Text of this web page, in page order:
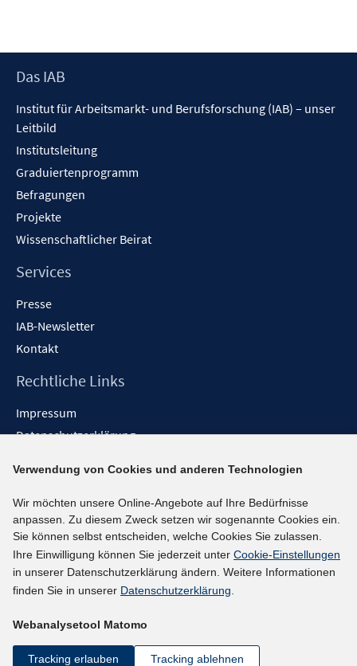
Footer
Das IAB
Institut für Arbeitsmarkt- und Berufsforschung (IAB) – unser
Leitbild
Institutsleitung
Graduiertenprogramm
Befragungen
Projekte
Wissenschaftlicher Beirat
Services
Presse
IAB-Newsletter
Kontakt
Rechtliche Links
Impressum
Datenschutzerklärung
Barrieren melden
Social-Media-Kanäle
BlueSky
YouTube
LinkedIn
kununu
Netiquette
Verwendung von Cookies und anderen Technologien
Wir möchten unsere Online-Angebote auf Ihre Bedürfnisse
anpassen. Zu diesem Zweck setzen wir sogenannte Cookies ein.
Sie können selbst entscheiden, welche Cookies Sie zulassen.
Ihre Einwilligung können Sie jederzeit unter Cookie-Einstellungen
in unserer Datenschutzerklärung ändern. Weitere Informationen
finden Sie in unserer Datenschutzerklärung.
Webanalysetool Matomo
Tracking erlauben Tracking ablehnen